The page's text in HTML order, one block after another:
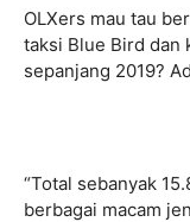
OLXers mau tau
taksi Blue Bird dan
sepanjang 2019?
“Total sebanyak
berbagai macam